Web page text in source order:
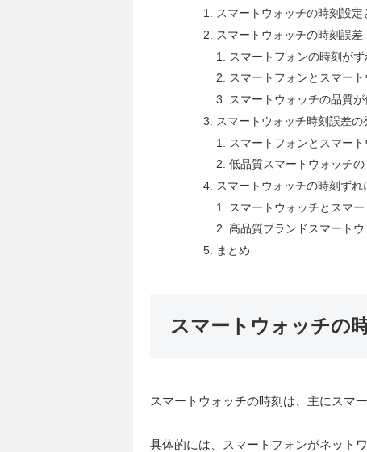
スマートウォッチの時刻設定
スマートウォッチの時刻誤
スマートフォンの時刻がず
スマートフォンとスマー
スマートウォッチの品質が
スマートウォッチ時刻誤差
スマートフォンとスマー
低品質スマートウォッチ
スマートウォッチの時刻ずれ
スマートウォッチとスマ
高品質ブランドスマート
まとめ
スマートウォッチの
スマートウォッチの時刻は、主にスマ
具体的には、スマートフォンがネット